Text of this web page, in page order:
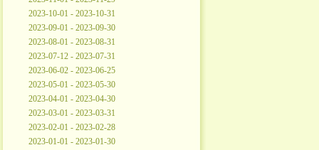
2023-10-01 - 2023-10-31
2023-09-01 - 2023-09-30
2023-08-01 - 2023-08-31
2023-07-12 - 2023-07-31
2023-06-02 - 2023-06-25
2023-05-01 - 2023-05-30
2023-04-01 - 2023-04-30
2023-03-01 - 2023-03-31
2023-02-01 - 2023-02-28
2023-01-01 - 2023-01-30